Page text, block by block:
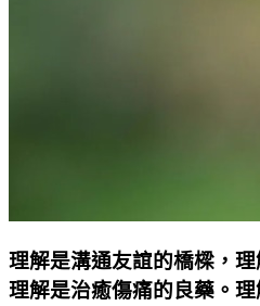
理解是溝通友誼的橋樑，
理解是治癒傷痛的良藥。